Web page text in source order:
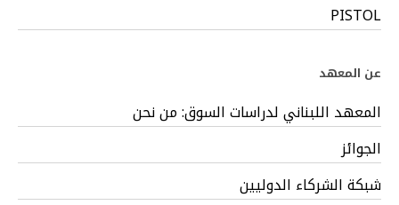
PISTOL
عن المعهد
المعهد اللبناني لدراسات السوق: من نحن
الجوائز
شبكة الشركاء الدوليين